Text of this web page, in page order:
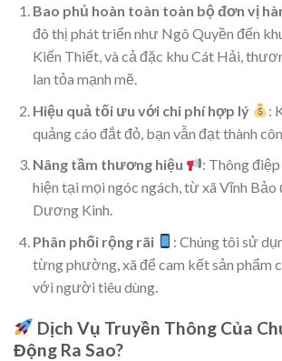
Bao phủ hoàn toàn toàn bộ đơn vị
đô thị phát triển như Ngô Quyền đến
Kiến Thiết, và cả đặc khu Cát Hải,
lan tỏa mạnh mẽ.
Hiệu quả tối ưu với chi phí hợp lý
:
quảng cáo đắt đỏ, bạn vẫn đạt thành
Nâng tầm thương hiệu
: Thông
hiện tại mọi ngóc ngách, từ xã Vĩnh
Dương Kinh.
Phân phối rộng rãi
: Chúng tôi sử
từng phường, xã để cam kết sản phẩm
với người tiêu dùng.
Dịch Vụ Truyền Thông Của
Động Ra Sao?